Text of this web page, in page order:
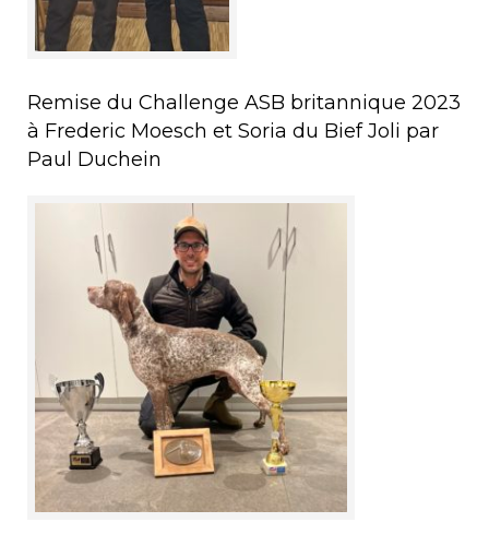
Remise du Challenge ASB britannique 2023
à Frederic Moesch et Soria du Bief Joli par
Paul Duchein